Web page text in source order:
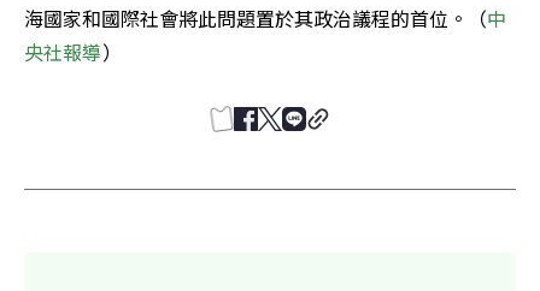
海國家和國際社會將此問題置於其政治議程的首位。（中
央社報導）